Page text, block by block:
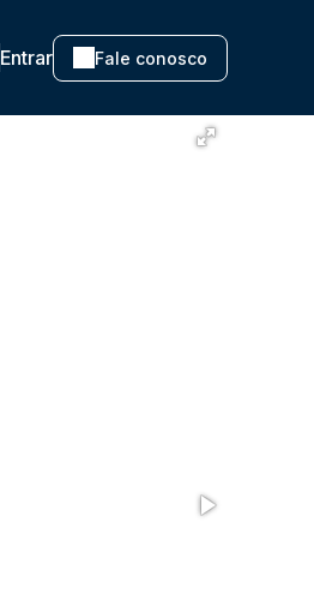
Fale conosco
Entrar